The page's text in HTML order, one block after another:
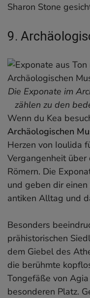
Sharon Stone
9.
Die Exponate im
zählen zu den
Wenn du Kea
Archäologischen
Herzen von Ioulida
Vergangenheit über
Römern. Die
und geben dir
antiken Alltag und
Besonders
prähistorischen
dem Giebel des
die berühmte
Tongefäße von
besonderen Platz.